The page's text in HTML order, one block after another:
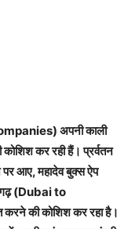
अपनी काली
कर रही हैं। प्रर्वतन
आए, महादेव बुक्स ऐप
(Dubai to
की कोशिश कर रहा है।